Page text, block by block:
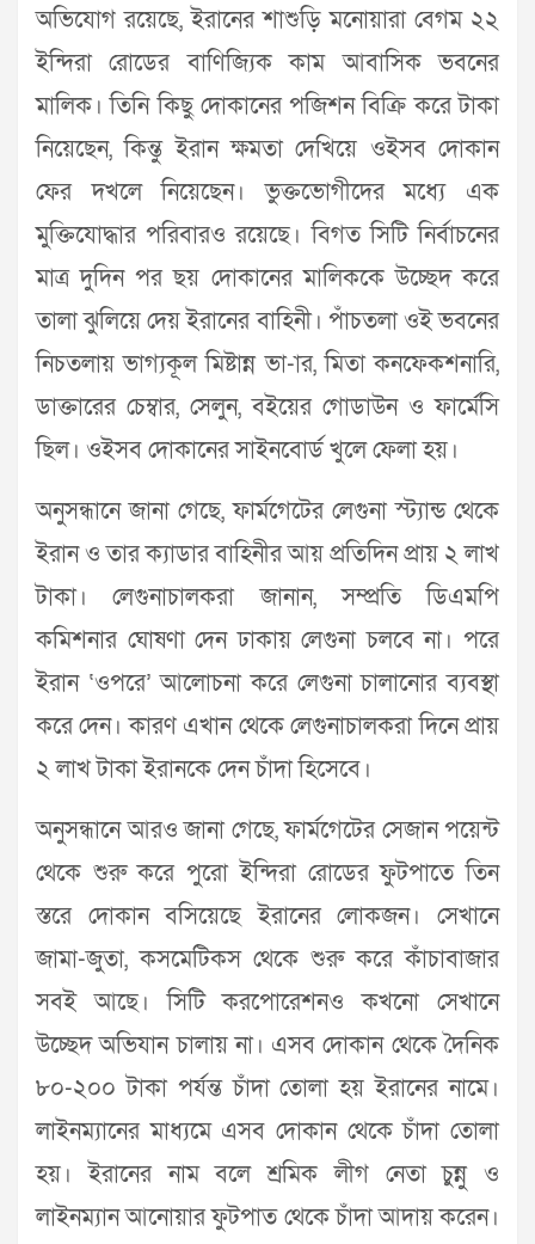
অভিযোগ রয়েছে, ইরানের শাশুড়ি মনোয়ারা বেগম ২২
ইন্দিরা রোডের বাণিজ্যিক কাম আবাসিক ভবনের
মালিক। তিনি কিছু দোকানের পজিশন বিক্রি করে টাকা
নিয়েছেন, কিন্তু ইরান ক্ষমতা দেখিয়ে ওইসব দোকান
ফের দখলে নিয়েছেন। ভুক্তভোগীদের মধ্যে এক
মুক্তিযোদ্ধার পরিবারও রয়েছে। বিগত সিটি নির্বাচনের
মাত্র দুদিন পর ছয় দোকানের মালিককে উচ্ছেদ করে
তালা ঝুলিয়ে দেয় ইরানের বাহিনী। পাঁচতলা ওই ভবনের
নিচতলায় ভাগ্যকূল মিষ্টান্ন ভা-ার, মিতা কনফেকশনারি,
ডাক্তারের চেম্বার, সেলুন, বইয়ের গোডাউন ও ফার্মেসি
ছিল। ওইসব দোকানের সাইনবোর্ড খুলে ফেলা হয়।
অনুসন্ধানে জানা গেছে, ফার্মগেটের লেগুনা স্ট্যান্ড থেকে
ইরান ও তার ক্যাডার বাহিনীর আয় প্রতিদিন প্রায় ২ লাখ
টাকা। লেগুনাচালকরা জানান, সম্প্রতি ডিএমপি
কমিশনার ঘোষণা দেন ঢাকায় লেগুনা চলবে না। পরে
ইরান ‘ওপরে’ আলোচনা করে লেগুনা চালানোর ব্যবস্থা
করে দেন। কারণ এখান থেকে লেগুনাচালকরা দিনে প্রায়
২ লাখ টাকা ইরানকে দেন চাঁদা হিসেবে।
অনুসন্ধানে আরও জানা গেছে, ফার্মগেটের সেজান পয়েন্ট
থেকে শুরু করে পুরো ইন্দিরা রোডের ফুটপাতে তিন
স্তরে দোকান বসিয়েছে ইরানের লোকজন। সেখানে
জামা-জুতা, কসমেটিকস থেকে শুরু করে কাঁচাবাজার
সবই আছে। সিটি করপোরেশনও কখনো সেখানে
উচ্ছেদ অভিযান চালায় না। এসব দোকান থেকে দৈনিক
৮০-২০০ টাকা পর্যন্ত চাঁদা তোলা হয় ইরানের নামে।
লাইনম্যানের মাধ্যমে এসব দোকান থেকে চাঁদা তোলা
হয়। ইরানের নাম বলে শ্রমিক লীগ নেতা চুন্নু ও
লাইনম্যান আনোয়ার ফুটপাত থেকে চাঁদা আদায় করেন।